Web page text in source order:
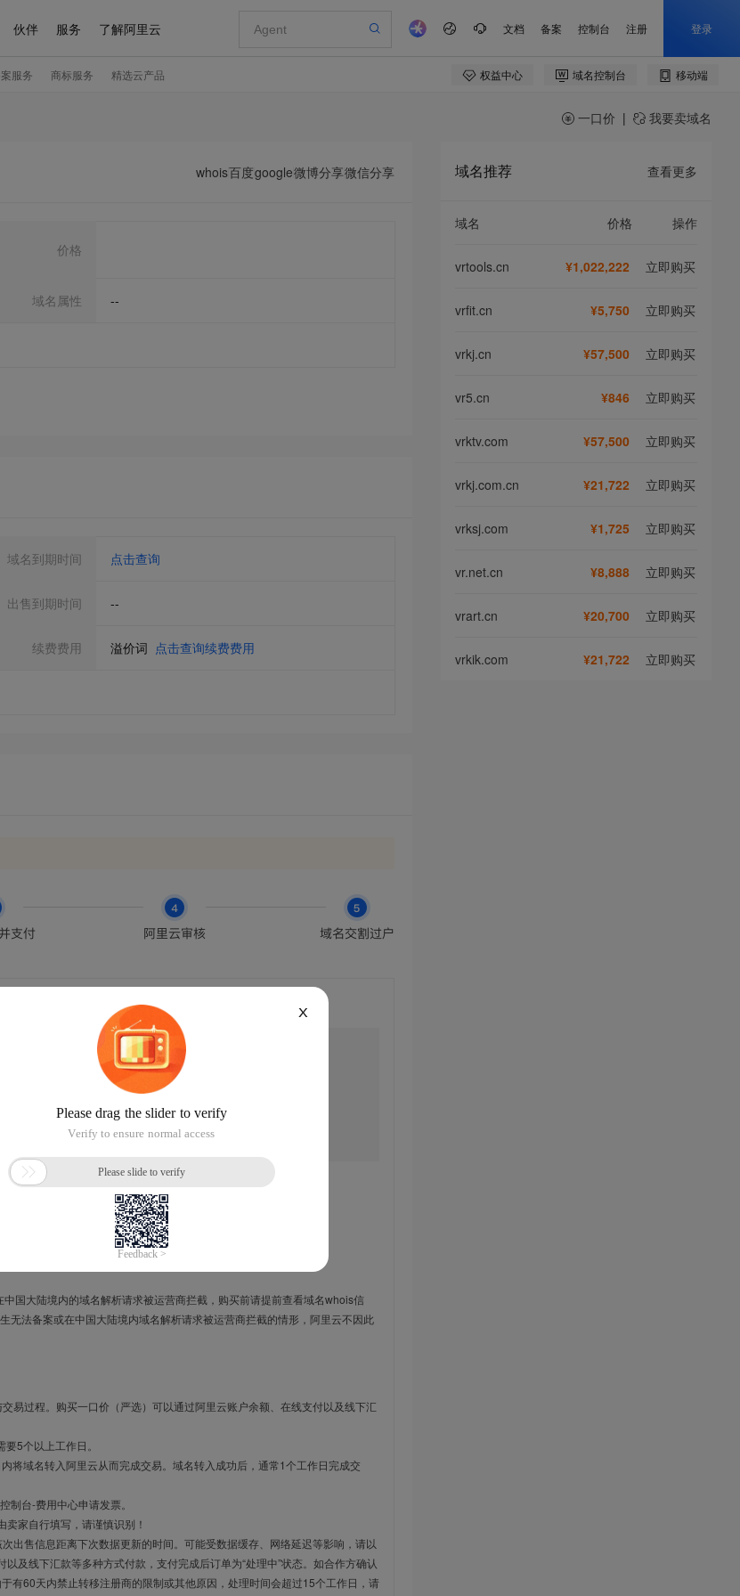
一口价 | 我要卖域名
whois百度google微博分享微信分享
价格
域名属性 --
域名到期时间 点击查询
出售到期时间 --
续费费用 溢价词 点击查询续费费用
受骗！
完成绑定。
国大陆境内的域名解析请求被运营商拦截，购买前请提前查看域名whois信
法备案或在中国大陆境内域名解析请求被运营商拦截的情形，阿里云不因此
易过程。购买一口价（严选）可以通过阿里云账户余额、在线支付以及线下汇
5个以上工作日。
将域名转入阿里云从而完成交易。域名转入成功后，通常1个工作日完成交
台-费用中心申请发票。
家自行填写，请谨慎识别！
出售信息距离下次数据更新的时间。可能受数据缓存、网络延迟等影响，请以
及线下汇款等多种方式付款，支付完成后订单为“处理中”状态。如合作方确认
有60天内禁止转移注册商的限制或其他原因，处理时间会超过15个工作日，请
域名推荐 查看更多
域名 价格 操作
vrtools.cn ¥1,022,222 立即购买
vrfit.cn ¥5,750 立即购买
vrkj.cn ¥57,500 立即购买
vr5.cn ¥846 立即购买
vrktv.com ¥57,500 立即购买
vrkj.com.cn ¥21,722 立即购买
vrksj.com ¥1,725 立即购买
vr.net.cn ¥8,888 立即购买
vrart.cn ¥20,700 立即购买
vrkik.com ¥21,722 立即购买
X